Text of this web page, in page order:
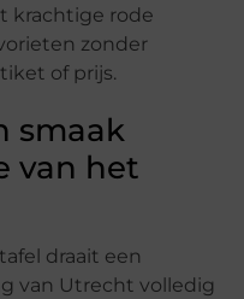
krachtige rode
zonder
of prijs.
smaak
van het
draait een
van Utrecht volledig